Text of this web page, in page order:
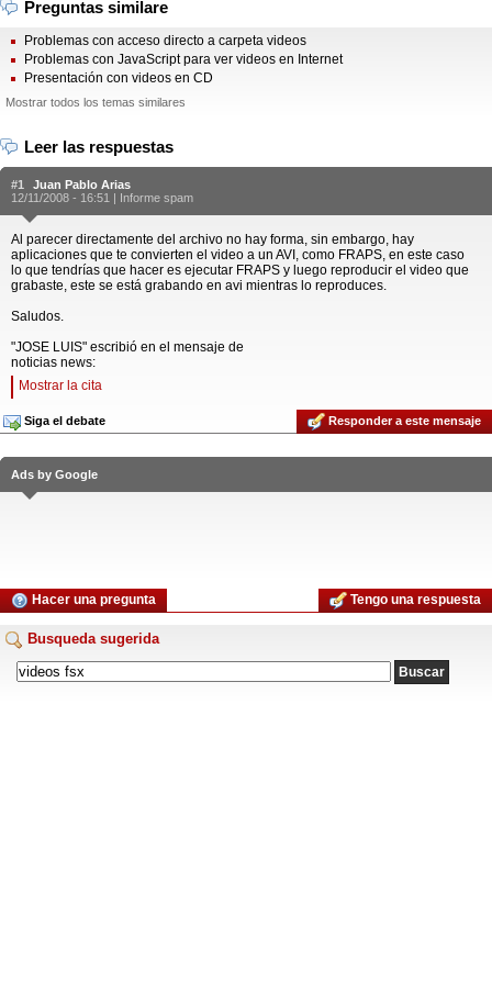
Preguntas similare
Problemas con acceso directo a carpeta videos
Problemas con JavaScript para ver videos en Internet
Presentación con videos en CD
Mostrar todos los temas similares
Leer las respuestas
#1
Juan Pablo Arias
12/11/2008 - 16:51 | Informe spam
Al parecer directamente del archivo no hay forma, sin embargo, hay
aplicaciones que te convierten el video a un AVI, como FRAPS, en este caso
lo que tendrías que hacer es ejecutar FRAPS y luego reproducir el video que
grabaste, este se está grabando en avi mientras lo reproduces.
Saludos.
"JOSE LUIS" escribió en el mensaje de
noticias news:
Mostrar la cita
Siga el debate Responder a este mensaje
Ads by Google
Hacer una pregunta Tengo una respuesta
Busqueda sugerida